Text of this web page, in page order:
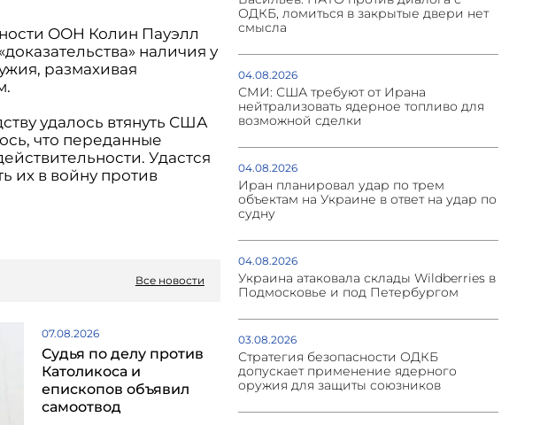
ООН Колин Пауэлл
наличия у
размахивая
удалось втянуть США
что переданные
Удастся
их в войну против
Все новости
07.08.2026
Судья по делу против
Католикоса и
епископов объявил
самоотвод
ОДКБ, ломиться в закрытые двери нет
смысла
04.08.2026
СМИ: США требуют от Ирана
нейтрализовать ядерное топливо для
возможной сделки
04.08.2026
Иран планировал удар по трем
объектам на Украине в ответ на удар по
судну
04.08.2026
Украина атаковала склады Wildberries в
Подмосковье и под Петербургом
03.08.2026
Стратегия безопасности ОДКБ
допускает применение ядерного
оружия для защиты союзников